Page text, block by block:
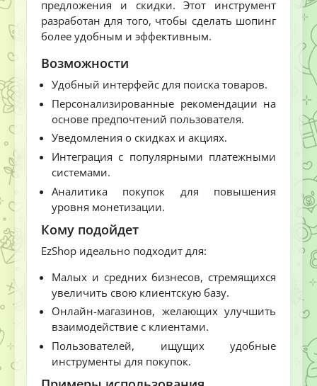
предложения и скидки. Этот инструмент
разработан для того, чтобы сделать шопинг
более удобным и эффективным.
Возможности
Удобный интерфейс для поиска товаров.
Персонализированные рекомендации на
основе предпочтений пользователя.
Уведомления о скидках и акциях.
Интеграция с популярными платежными
системами.
Аналитика покупок для повышения
уровня монетизации.
Кому подойдет
EzShop идеально подходит для:
Малых и средних бизнесов, стремящихся
увеличить свою клиентскую базу.
Онлайн-магазинов, желающих улучшить
взаимодействие с клиентами.
Пользователей, ищущих удобные
инструменты для покупок.